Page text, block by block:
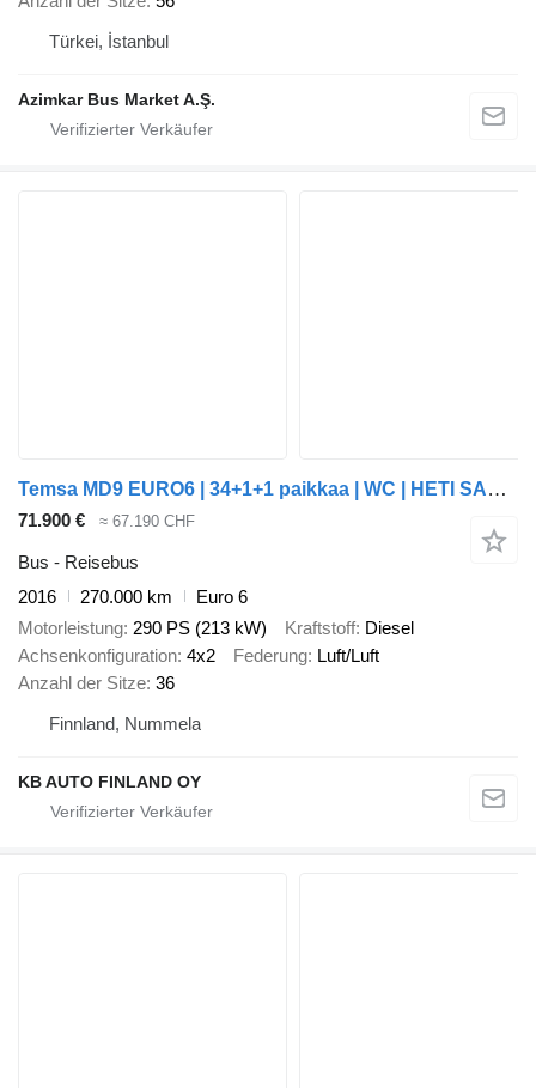
Türkei, İstanbul
Azimkar Bus Market A.Ş.
Temsa MD9 EURO6 | 34+1+1 paikkaa | WC | HETI SAATAVILLA
71.900 € ≈ 67.190 CHF
Bus - Reisebus
2016
270.000 km
Euro 6
Motorleistung 290 PS (213 kW) Kraftstoff Diesel
Achsenkonfiguration 4x2 Federung Luft/Luft
Anzahl der Sitze 36
Finnland, Nummela
KB AUTO FINLAND OY